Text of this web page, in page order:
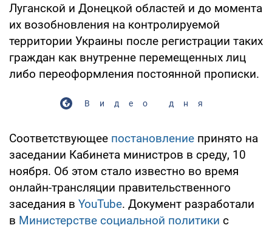
Луганской и Донецкой областей и до момента
их возобновления на контролируемой
территории Украины после регистрации таких
граждан как внутренне перемещенных лиц
либо переоформления постоянной прописки.
Видео дня
Соответствующее постановление принято на
заседании Кабинета министров в среду, 10
ноября. Об этом стало известно во время
онлайн-трансляции правительственного
заседания в YouTube. Документ разработали
в Министерстве социальной политики с